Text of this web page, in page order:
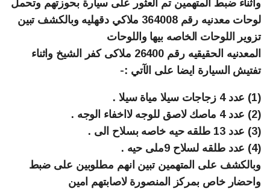
واثناء ضبط المتهمين تم العثور على سيارة بحوزتهم وتحمل
لوحات معدنيه رقم 364008 ملاكي دقهليه وبالكشف تبين
تزوير اللوحات الخاصه بيها واللوحات
المعدنيه الحقيقيه رقم 26400 ملاكى كفر الشيخ واثناء
تفتيش السيارة ايضا على الآتي :-
(1) عدد 4 زجاجات سيلا مياة سيلا .
(2) عدد 4 ماصك لاصق للوجه لااخفاء الوجه .
(3) عدد 13 طلقه حيه خاصه بسلاح الى .
(4) عدد طلقه لسلاح 9ملى حيه .
وبالكشف على المتهمين تبين انهم مطلوبين على ضبط
واحضار خاص بمركز المنصورة لاصابتهم امين